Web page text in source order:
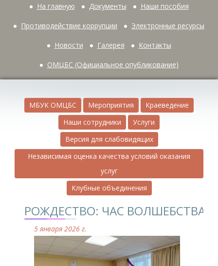
На главную Документы Наши пособия
Противодействие коррупции Электронные ресурсы
Новости Галерея Контакты
ОМЦБС (Официальное опубликование)
МБУК ОМЦБС Мероприятия
Краеведение
Наши сотрудники
Услуги
Версия для слабовидящих
Независимая оценка качества условий оказания
услуг
Клубные объединения
РОЖДЕСТВО: ЧАС ВОЛШЕБСТВА
5 января 2026 г.